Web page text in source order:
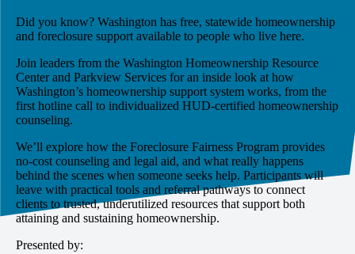
Did you know? Washington has free, statewide homeownership
and foreclosure support available to people who live here.
Join leaders from the Washington Homeownership Resource
Center and Parkview Services for an inside look at how
Washington’s homeownership support system works, from the
first hotline call to individualized HUD-certified homeownership
counseling.
We’ll explore how the Foreclosure Fairness Program provides
no-cost counseling and legal aid, and what really happens
behind the scenes when someone seeks help. Participants will
leave with practical tools and referral pathways to connect
clients to trusted, underutilized resources that support both
attaining and sustaining homeownership.
Presented by: